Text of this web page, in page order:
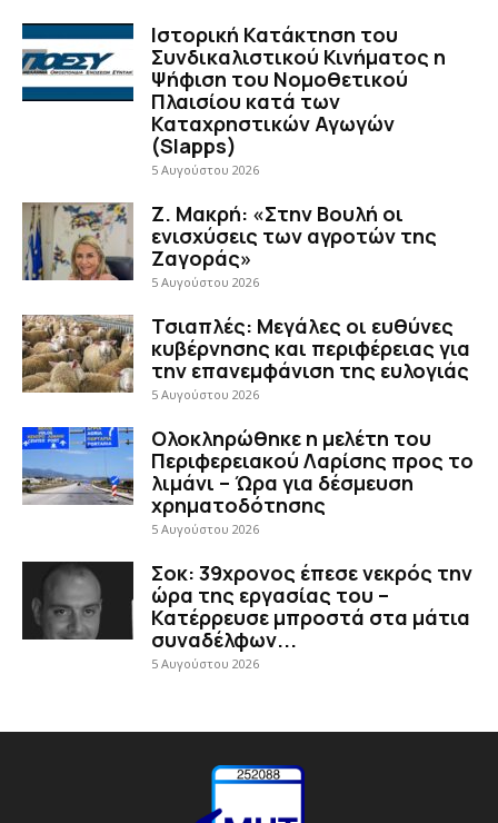
Ιστορική Κατάκτηση του
Συνδικαλιστικού Κινήματος η
Ψήφιση του Νομοθετικού
Πλαισίου κατά των
Καταχρηστικών Αγωγών
(Slapps)
5 Αυγούστου 2026
Ζ. Μακρή: «Στην Βουλή οι
ενισχύσεις των αγροτών της
Ζαγοράς»
5 Αυγούστου 2026
Τσιαπλές: Μεγάλες οι ευθύνες
κυβέρνησης και περιφέρειας για
την επανεμφάνιση της ευλογιάς
5 Αυγούστου 2026
Ολοκληρώθηκε η μελέτη του
Περιφερειακού Λαρίσης προς το
λιμάνι – Ώρα για δέσμευση
χρηματοδότησης
5 Αυγούστου 2026
Σοκ: 39χρονος έπεσε νεκρός την
ώρα της εργασίας του –
Κατέρρευσε μπροστά στα μάτια
συναδέλφων...
5 Αυγούστου 2026